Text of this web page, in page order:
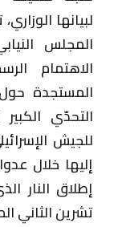
لبيانها
المجلس
الاهتمام
المستجدة حول
التحدّي
للجيش
إليها خلال
تشرين الثاني